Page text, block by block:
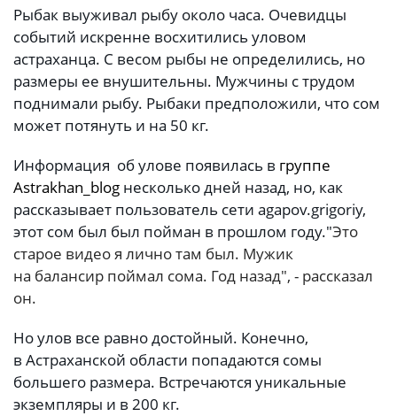
Рыбак выуживал рыбу около часа. Очевидцы
событий искренне восхитились уловом
астраханца. С весом рыбы не определились, но
размеры ее внушительны. Мужчины с трудом
поднимали рыбу. Рыбаки предположили, что сом
может потянуть и на 50 кг.
Информация об улове появилась в группе
Astrakhan_blog несколько дней назад, но, как
рассказывает пользователь сети agapov.grigoriy,
этот сом был был пойман в прошлом году."Это
старое видео я лично там был. Мужик
на балансир поймал сома. Год назад", - рассказал
он.
Но улов все равно достойный. Конечно,
в Астраханской области попадаются сомы
большего размера. Встречаются уникальные
экземпляры и в 200 кг.